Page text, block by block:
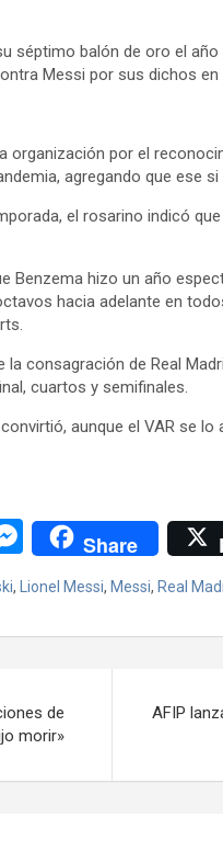
séptimo balón de oro el
Messi por sus dichos en
organización por el
agregando que ese
el rosarino indicó
Benzema hizo un año
hacia adelante en
consagración de Real
cuartos y semifinales.
aunque el VAR se
M
es
se
n
er
Share
, Lionel Messi, Messi, Real
de
morir»
AFIP